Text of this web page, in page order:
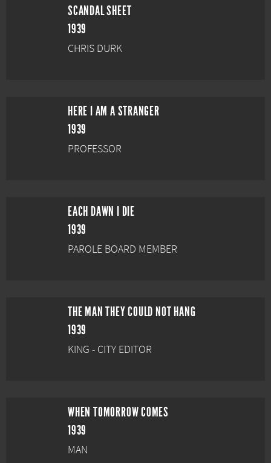
SCANDAL SHEET
1939
CHRIS DURK
HERE I AM A STRANGER
1939
PROFESSOR
EACH DAWN I DIE
1939
PAROLE BOARD MEMBER
THE MAN THEY COULD NOT HANG
1939
KING - CITY EDITOR
WHEN TOMORROW COMES
1939
MAN